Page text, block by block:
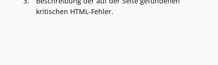
kritischen HTML-Fehler.